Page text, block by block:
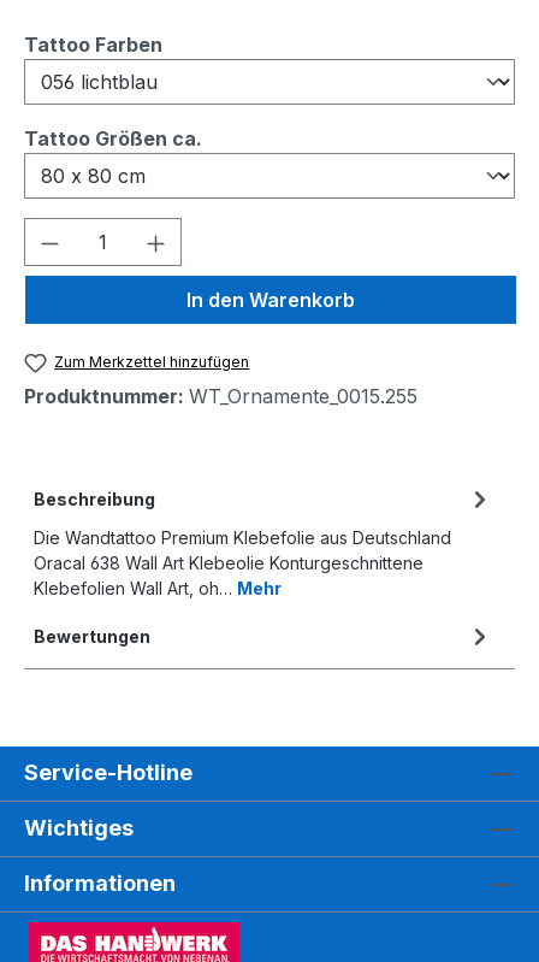
Tattoo Farben
Tattoo Größen ca.
Produkt Anzahl: Gib den
In den Warenkorb
Zum Merkzettel hinzufügen
Produktnummer: WT_Ornamente_0015.255
Beschreibung
Die Wandtattoo Premium Klebefolie aus Deutschland
Oracal 638 Wall Art Klebeolie Konturgeschnittene
Klebefolien Wall Art, oh… Mehr
Bewertungen
Service-Hotline
Wichtiges
Informationen